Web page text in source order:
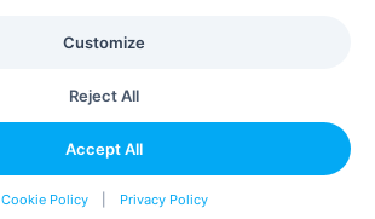
Configure & Add
Customize
Reject All
Accept All
Cookie Policy Privacy Policy